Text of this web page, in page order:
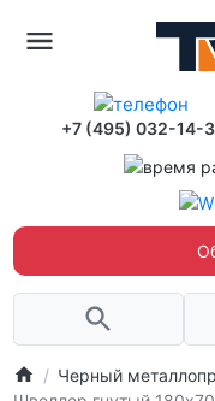
+7 (495) 032-14-
Черный